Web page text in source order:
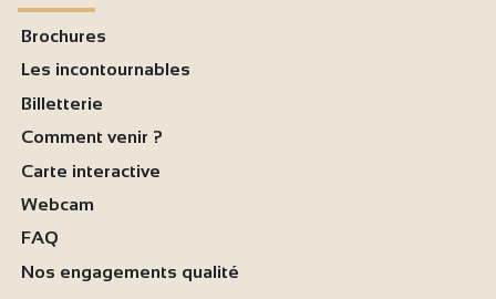
Brochures
Les incontournables
Billetterie
Comment venir ?
Carte interactive
Webcam
FAQ
Nos engagements qualité